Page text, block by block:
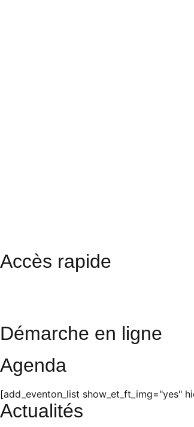
Accès rapide
Démarche en ligne
Agenda
[add_eventon_list show_et_ft_img="yes"
Actualités